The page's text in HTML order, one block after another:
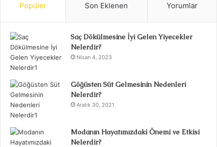
Popüler Son Eklenen Yorumlar
Saç Dökülmesine İyi Gelen Yiyecekler
Nelerdir?
Nisan 4, 2023
Göğüsten Süt Gelmesinin Nedenleri
Nelerdir?
Aralık 30, 2021
Modanın Hayatımızdaki Önemi ve Etkisi
Nelerdir?